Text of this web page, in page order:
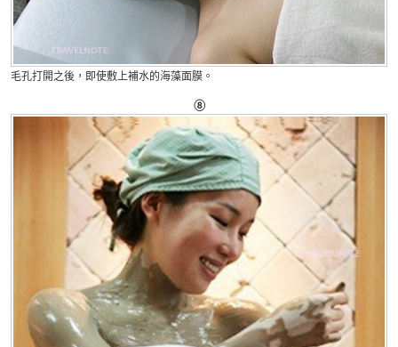
毛孔打開之後，即使敷上補水的海藻面膜。
⑧